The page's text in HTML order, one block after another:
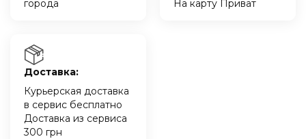
города
На карту Приват
Доставка:
Курьерская доставка
в сервис бесплатно
Доставка из сервиса
300 грн